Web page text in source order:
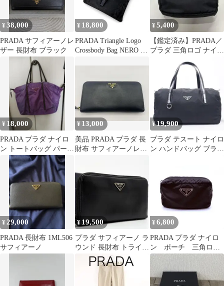
¥38,000
PRADA サフィアーノレ
ザー 長財布 ブラック
¥ 18,800
PRADA Triangle Logo
Crossbody Bag NERO プ
ートナイロン
¥5,400
【鑑定済み】PRADA／
プラダ 三角ロゴ ナイロ
ブラック
¥ 18,000
PRADA プラダ ナイロ
ン トートバッグ パープ
¥ 13,000
美品 PRADA プラダ 長
財布 サフィアーノレザ
¥19,900
プラダ テスート ナイロ
ン ハンドバッグ ブラッ
¥ 29,000
PRADA 長財布 1ML506
サフィアーノ
¥ 19,500
プラダ サフィアーノ ラ
ウンド 長財布 トライア
ングル 三角ロゴ レザー
¥ 6,800
PRADA プラダ ナイロ
ン ポーチ 三角ロ
ゴ コスメポーチ ト
ライアングル